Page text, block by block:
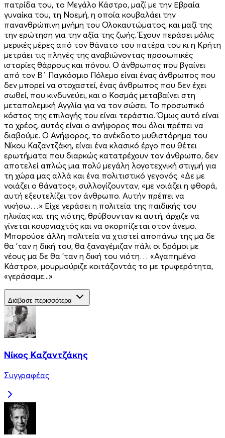
πατρίδα του, το Μεγάλο Κάστρο, μαζί με την Εβραία
γυναίκα του, τη Νοεμή, η οποία κουβαλάει την
πανανθρώπινη μνήμη του Ολοκαυτώματος, και μαζί της
την ερώτηση για την αξία της ζωής. Έχουν περάσει μόλις
μερικές μέρες από τον θάνατο του πατέρα του κι η Κρήτη
μετράει τις πληγές της αναβιώνοντας προσωπικές
ιστορίες θάρρους και πόνου. Ο άνθρωπος που βγαίνει
από τον Β΄ Παγκόσμιο Πόλεμο είναι ένας άνθρωπος που
δεν μπορεί να στοχαστεί, ένας άνθρωπος που δεν έχει
σωθεί, που κινδυνεύει, και ο Κοσμάς μεταβαίνει στη
μεταπολεμική Αγγλία για να τον σώσει. Το προσωπικό
κόστος της επιλογής του είναι τεράστιο. Όμως αυτό είναι
το χρέος, αυτός είναι ο ανήφορος που όλοι πρέπει να
διαβούμε. Ο Ανήφορος, το ανέκδοτο μυθιστόρημα του
Νίκου Καζαντζάκη, είναι ένα κλασικό έργο που θέτει
ερωτήματα που διαρκώς κατατρέχουν τον άνθρωπο, δεν
αποτελεί απλώς μια πολύ μεγάλη λογοτεχνική στιγμή για
τη χώρα μας αλλά και ένα πολιτιστικό γεγονός. «Δε με
νοιάζει ο θάνατος», συλλογίζουνταν, «με νοιάζει η φθορά,
αυτή εξευτελίζει τον άνθρωπο. Αυτήν πρέπει να
νικήσω…» Είχε γεράσει η πολιτεία της παιδικής του
ηλικίας και της νιότης, θρύβουνταν κι αυτή, άρχιζε να
γίνεται κουρνιαχτός και να σκορπίζεται στον άνεμο.
Μπορούσε άλλη πολιτεία να χτιστεί αποπάνω της μα δε
θα ’ταν η δική του, θα ξαναγέμιζαν πάλι οι δρόμοι με
νέους μα δε θα ’ταν η δική του νιότη… «Αγαπημένο
Κάστρο», μουρμούριζε κοιτάζοντάς το με τρυφερότητα,
«γεράσαμε...»
Διάβασε περισσότερα
Νίκος Καζαντζάκης
Συγγραφέας